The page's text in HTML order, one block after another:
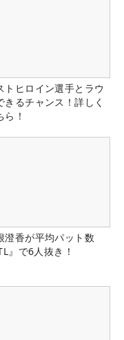
トヒロイン選手とラウ
きるチャンス！詳しく
ら！
澄香が平均パット数
』で6人抜き！